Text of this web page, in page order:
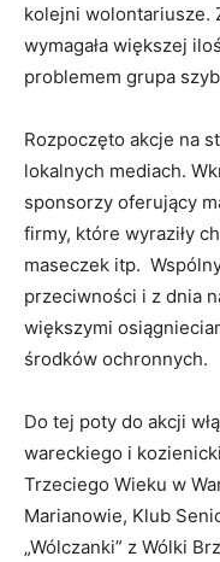
kolejni wolontariusze.
wymagała większej
problemem grupa
Rozpoczęto akcje na
lokalnych mediach.
sponsorzy oferujący
firmy, które wyraziły
maseczek itp.
przeciwności i z dnia
większymi
środków ochronnych.
Do tej poty do akcji
wareckiego i
Trzeciego Wieku w
Marianowie, Klub
„Wólczanki” z Wólki